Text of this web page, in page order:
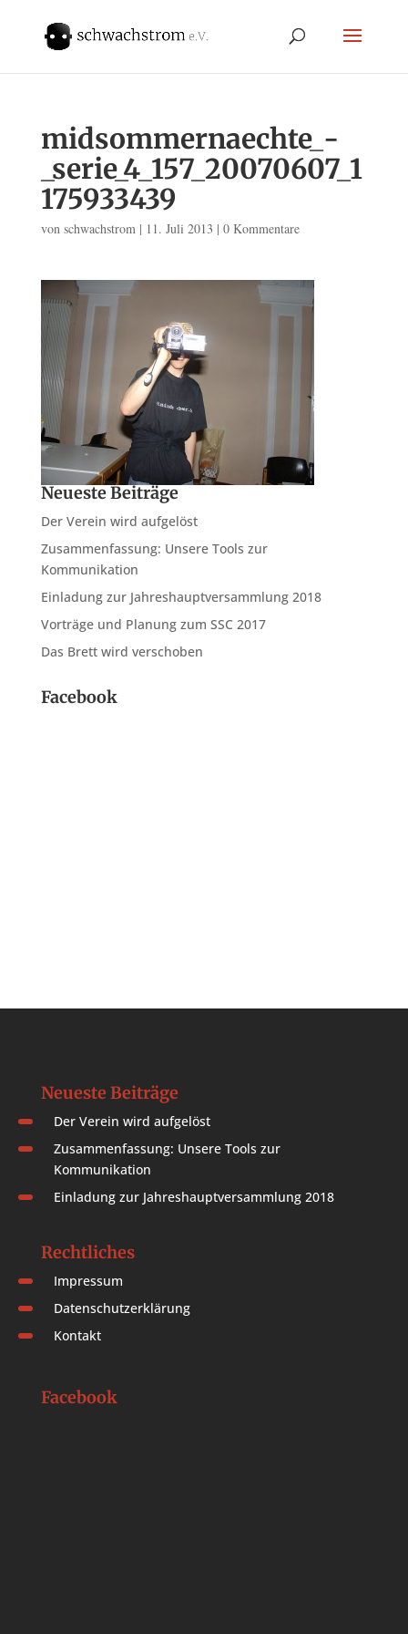
midsommernaechte_-
_serie_4_157_20070607_1
175933439
von schwachstrom| 11. Juli 2013 | 0 Kommentare
Neueste Beiträge
Der Verein wird aufgelöst
Zusammenfassung: Unsere Tools zur
Kommunikation
Einladung zur Jahreshauptversammlung 2018
Vorträge und Planung zum SSC 2017
Das Brett wird verschoben
Facebook
Neueste Beiträge
Der Verein wird aufgelöst
Zusammenfassung: Unsere Tools zur
Kommunikation
Einladung zur Jahreshauptversammlung 2018
Rechtliches
Impressum
Datenschutzerklärung
Kontakt
Facebook